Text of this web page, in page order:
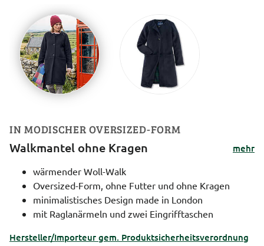
IN MODISCHER OVERSIZED-FORM
Walkmantel ohne Kragen
mehr
wärmender Woll-Walk
Oversized-Form, ohne Futter und ohne Kragen
minimalistisches Design made in London
mit Raglanärmeln und zwei Eingrifftaschen
Hersteller/Importeur gem. Produktsicherheitsverordnung